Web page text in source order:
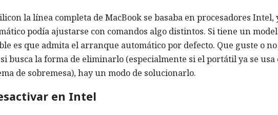
la línea completa de MacBook se basaba en procesadores Intel,
podía ajustarse con comandos algo distintos. Si tiene un
es que admita el arranque automático por defecto. Que guste o no
busca la forma de eliminarlo (especialmente si el portátil ya se usa
de sobremesa), hay un modo de solucionarlo.
en Intel